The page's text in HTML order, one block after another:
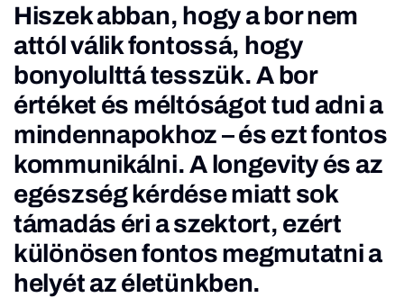
Hiszek abban, hogy a bor nem
attól válik fontossá, hogy
bonyolulttá tesszük. A bor
értéket és méltóságot tud adni a
mindennapokhoz – és ezt fontos
kommunikálni. A longevity és az
egészség kérdése miatt sok
támadás éri a szektort, ezért
különösen fontos megmutatni a
helyét az életünkben.